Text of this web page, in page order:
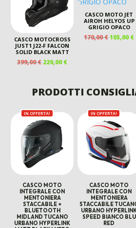
CASCO MOTOCROSS
JUST1 J22-F FALCON
SOLID BLACK MATT
399,00€ IL
ERA:
399,00 €.
220,00€IL
È:
220,00 €.
CASCO MOTO JET
AIROH HELYOS UP
GRIGIO OPACO
170,00€IL
105,00€IL
PRODOTTI
IN OFFERTA!
CASCO MOTO
INTEGRALE CON
MENTONIERA
STACCABILE +
BLUETOOTH
MIDLAND TUCANO
URBANO HYPERLINK
IN OFFERTA!
CASCO MOTO
INTEGRALE CON
MENTONIERA
STACCABILE
URBANO
SPEED BIANCO BLU
RED